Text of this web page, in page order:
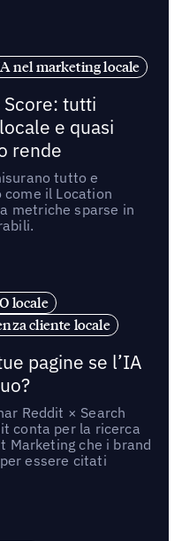
nel marketing locale
tutti
e quasi
rende
tutto e
come il Location
metriche sparse in
locale
cliente locale
pagine se l’IA
Reddit × Search
conta per la ricerca
Marketing che i brand
essere citati